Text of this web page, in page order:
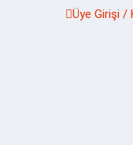
Üye Girişi /